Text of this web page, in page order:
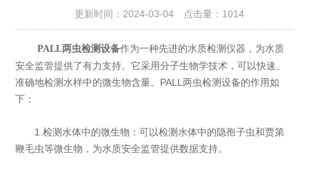
更新时间：2024-03-04 点击量： 1014
PALL两虫检测设备作为一种先进的水质检测仪器，为水质
安全监管提供了有力支持。它采用分子生物学技术，可以快速、
准确地检测水样中的微生物含量。PALL两虫检测设备的作用如
下：
1.检测水体中的微生物：可以检测水体中的隐孢子虫和贾第
鞭毛虫等微生物，为水质安全监管提供数据支持。